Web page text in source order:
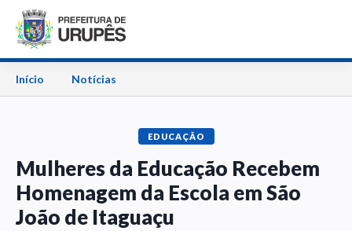
Início Notícias
EDUCAÇÃO
Mulheres da Educação Recebem
Homenagem da Escola em São
João de Itaguaçu